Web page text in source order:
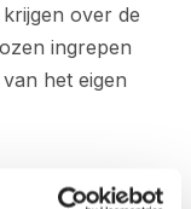
over de
ingrepen
het eigen